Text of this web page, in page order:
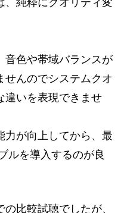
音色や帯域バランスが
せんのでシステムクオ
違いを表現できませ
力が向上してから、最
ルを導入するのが良
比較試聴でしたが、